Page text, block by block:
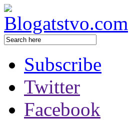
Subscribe
Twitter
Facebook